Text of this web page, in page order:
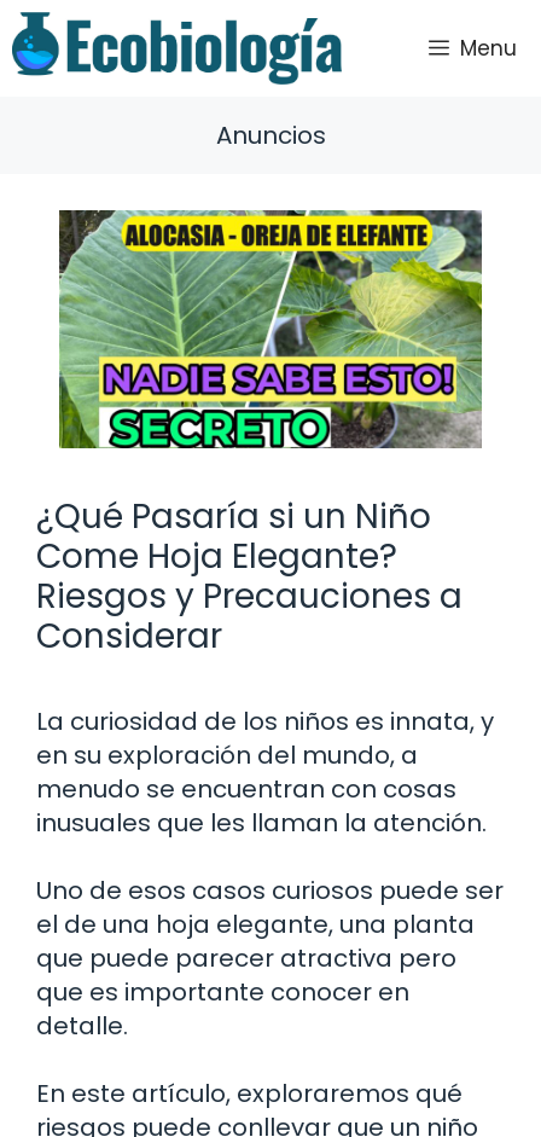
Saltar
al
contenido
Menu
Anuncios
¿Qué Pasaría si un Niño
Come Hoja Elegante?
Riesgos y Precauciones a
Considerar
La curiosidad de los niños es innata, y
en su exploración del mundo, a
menudo se encuentran con cosas
inusuales que les llaman la atención.
Uno de esos casos curiosos puede ser
el de una hoja elegante, una planta
que puede parecer atractiva pero
que es importante conocer en
detalle.
En este artículo, exploraremos qué
riesgos puede conllevar que un niño